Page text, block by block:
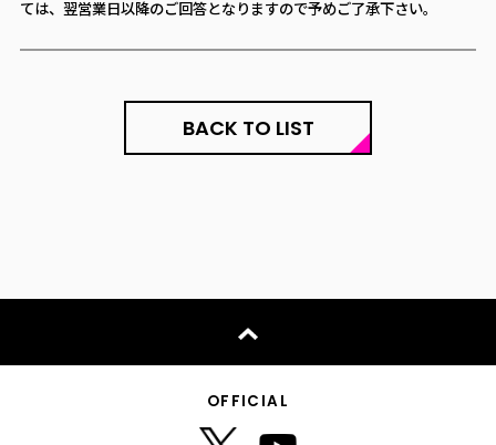
ては、翌営業日以降のご回答となりますので予めご了承下さい。
BACK TO LIST
OFFICIAL